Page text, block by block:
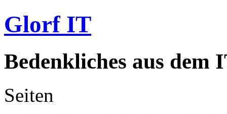
Glorf IT
Bedenkliches aus dem
Seiten